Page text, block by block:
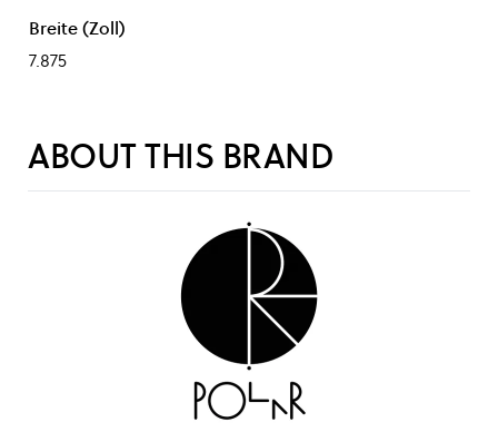
Breite (Zoll)
7.875
ABOUT THIS BRAND